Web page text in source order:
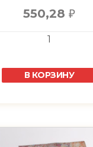
550,28 ₽
В КОРЗИНУ